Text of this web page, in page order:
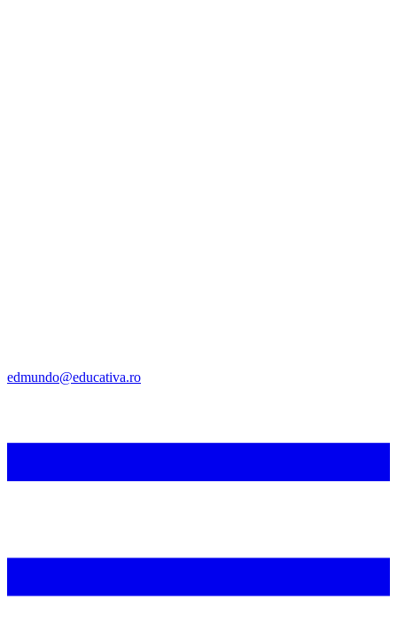
edmundo@educativa.ro